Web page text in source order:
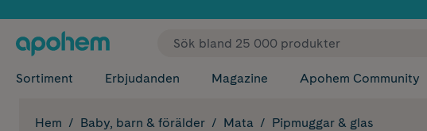
✓ Fri frakt
Sortiment Erbjudanden Magazine Apohem Community
Hem Baby, barn & förälder Mata Pipmuggar & glas